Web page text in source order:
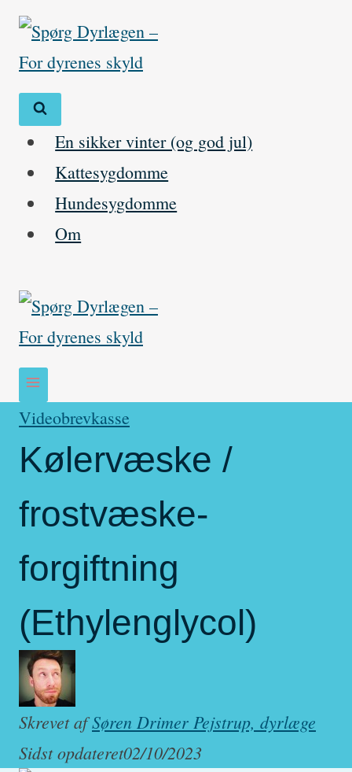
Skip
content
En sikker vinter (og god jul)
Kattesygdomme
Hundesygdomme
Om
Videobrevkasse
Kølervæske /
frostvæske-
forgiftning
(Ethylenglycol)
Skrevet afSøren Drimer Pejstrup, dyrlæge
Sidst opdateret02/10/2023